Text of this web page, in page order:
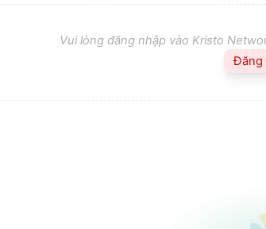
Vui lòng đăng nhập vào Kristo
Đăng